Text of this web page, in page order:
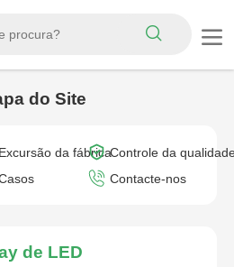
do Site
Excursão da fábricaControle da
Contacte-nos
de LED